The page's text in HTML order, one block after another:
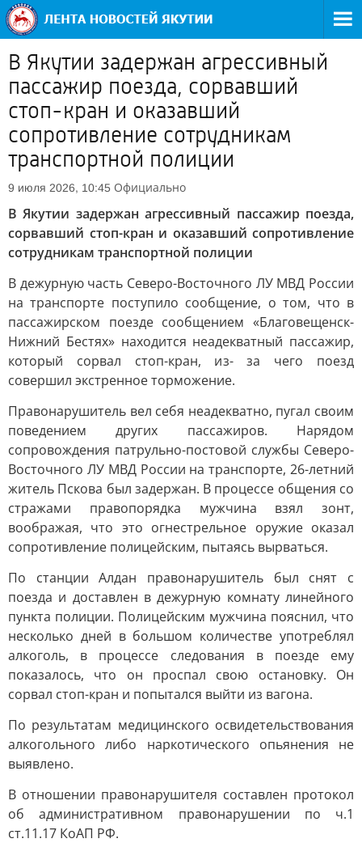
В Якутии задержан агрессивный
пассажир поезда, сорвавший
стоп-кран и оказавший
сопротивление сотрудникам
транспортной полиции
9 июля 2026, 10:45 Официально
В Якутии задержан агрессивный пассажир поезда,
сорвавший стоп-кран и оказавший сопротивление
сотрудникам транспортной полиции
В дежурную часть Северо-Восточного ЛУ МВД России
на транспорте поступило сообщение, о том, что в
пассажирском поезде сообщением «Благовещенск-
Нижний Бестях» находится неадекватный пассажир,
который сорвал стоп-кран, из- за чего поезд
совершил экстренное торможение.
Правонарушитель вел себя неадекватно, пугал своим
поведением других пассажиров. Нарядом
сопровождения патрульно-постовой службы Северо-
Восточного ЛУ МВД России на транспорте, 26-летний
житель Пскова был задержан. В процессе общения со
стражами правопорядка мужчина взял зонт,
воображая, что это огнестрельное оружие оказал
сопротивление полицейским, пытаясь вырваться.
По станции Алдан правонарушитель был снят с
поезда и доставлен в дежурную комнату линейного
пункта полиции. Полицейским мужчина пояснил, что
несколько дней в большом количестве употреблял
алкоголь, в процессе следования в поезде ему
показалось, что он проспал свою остановку. Он
сорвал стоп-кран и попытался выйти из вагона.
По результатам медицинского освидетельствования
алкогольного либо наркотического опьянения не
выявлено.
В отношении правонарушителя составлен протокол
об административном правонарушении по ч.1
ст.11.17 КоАП РФ.